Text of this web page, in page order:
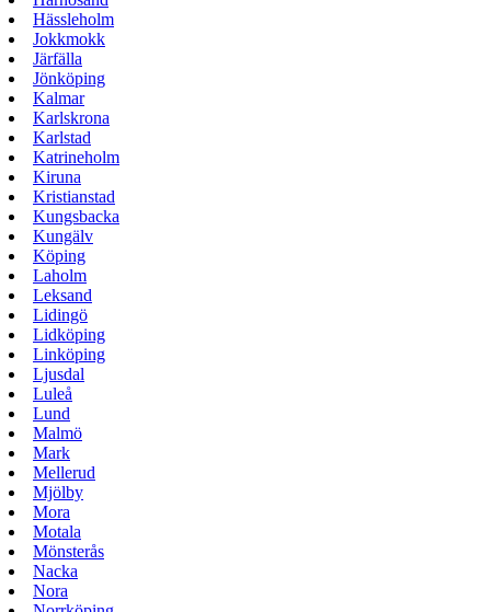
Hässleholm
Jokkmokk
Järfälla
Jönköping
Kalmar
Karlskrona
Karlstad
Katrineholm
Kiruna
Kristianstad
Kungsbacka
Kungälv
Köping
Laholm
Leksand
Lidingö
Lidköping
Linköping
Ljusdal
Luleå
Lund
Malmö
Mark
Mellerud
Mjölby
Mora
Motala
Mönsterås
Nacka
Nora